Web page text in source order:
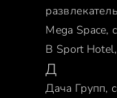
Mega Space,
В Sport
Д
Дача Групп,